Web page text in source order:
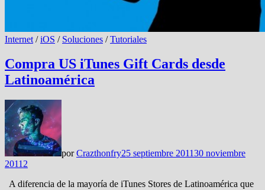
Internet /iOS / Soluciones /Tutoriales
Compra US iTunes Gift Cards desde
Latinoamérica
porCrazthonfry25 septiembre 201130 noviembre
2011 2
A diferencia de la mayoría de iTunes Stores de Latinoamérica que